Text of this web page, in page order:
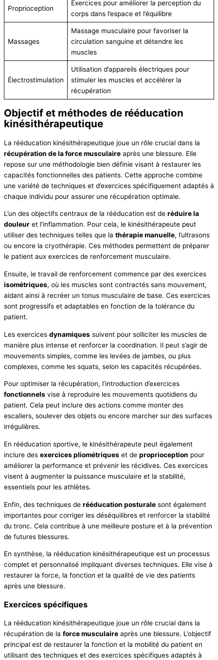
Proprioception
Exercices pour améliorer la perception du
corps dans l’espace et l’équilibre
Massages
Massage musculaire pour favoriser la
circulation sanguine et détendre les
muscles
Électrostimulation
Utilisation d’appareils électriques pour
stimuler les muscles et accélérer la
récupération
Objectif et méthodes de rééducation
kinésithérapeutique
La rééducation kinésithérapeutique joue un rôle crucial dans la
récupération de la force musculaire après une blessure. Elle
repose sur une méthodologie bien définie visant à restaurer les
capacités fonctionnelles des patients. Cette approche combine
une variété de techniques et d’exercices spécifiquement adaptés à
chaque individu pour assurer une récupération optimale.
L’un des objectifs centraux de la rééducation est de réduire la
douleur et l’inflammation. Pour cela, le kinésithérapeute peut
utiliser des techniques telles que la thérapie manuelle, l’ultrasons
ou encore la cryothérapie. Ces méthodes permettent de préparer
le patient aux exercices de renforcement musculaire.
Ensuite, le travail de renforcement commence par des exercices
isométriques, où les muscles sont contractés sans mouvement,
aidant ainsi à recréer un tonus musculaire de base. Ces exercices
sont progressifs et adaptables en fonction de la tolérance du
patient.
Les exercices dynamiques suivent pour solliciter les muscles de
manière plus intense et renforcer la coordination. Il peut s’agir de
mouvements simples, comme les levées de jambes, ou plus
complexes, comme les squats, selon les capacités récupérées.
Pour optimiser la récupération, l’introduction d’exercices
fonctionnels vise à reproduire les mouvements quotidiens du
patient. Cela peut inclure des actions comme monter des
escaliers, soulever des objets ou encore marcher sur des surfaces
irrégulières.
En rééducation sportive, le kinésithérapeute peut également
inclure des exercices pliométriques et de proprioception pour
améliorer la performance et prévenir les récidives. Ces exercices
visent à augmenter la puissance musculaire et la stabilité,
essentiels pour les athlètes.
Enfin, des techniques de rééducation posturale sont également
importantes pour corriger les déséquilibres et renforcer la stabilité
du tronc. Cela contribue à une meilleure posture et à la prévention
de futures blessures.
En synthèse, la rééducation kinésithérapeutique est un processus
complet et personnalisé impliquant diverses techniques. Elle vise à
restaurer la force, la fonction et la qualité de vie des patients
après une blessure.
Exercices spécifiques
La rééducation kinésithérapeutique joue un rôle crucial dans la
récupération de la force musculaire après une blessure. L’objectif
principal est de restaurer la fonction et la mobilité du patient en
utilisant des techniques et des exercices spécifiques adaptés à